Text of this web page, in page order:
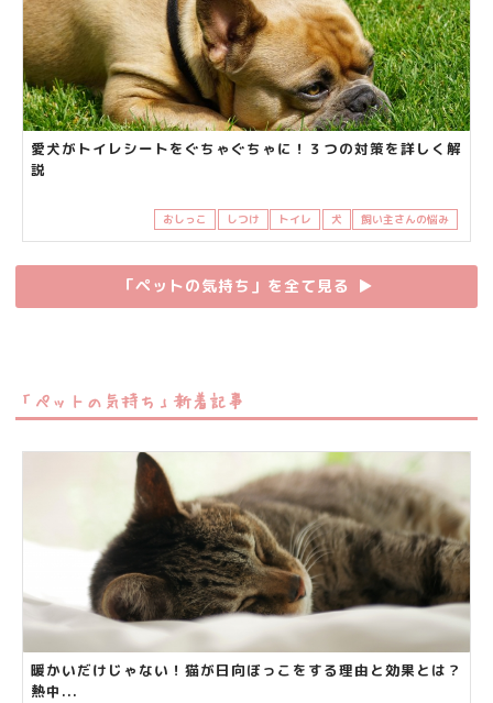
愛犬がトイレシートをぐちゃぐちゃに！３つの対策を詳しく解
説
おしっこ しつけ トイレ 犬 飼い主さんの悩み
「ペットの気持ち」を全て見る ▶︎
「ペットの気持ち」新着記事
暖かいだけじゃない！猫が日向ぼっこをする理由と効果とは？
熱中...